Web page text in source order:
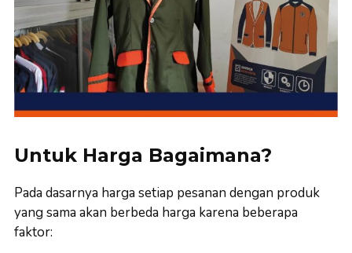
Untuk Harga Bagaimana?
Pada dasarnya harga setiap pesanan dengan produk
yang sama akan berbeda harga karena beberapa
faktor: